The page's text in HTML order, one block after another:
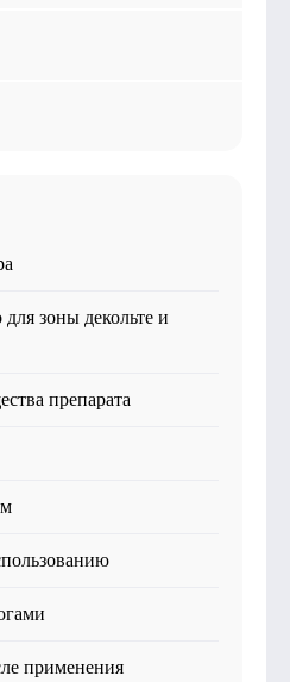
зоны декольте и
препарата
применения